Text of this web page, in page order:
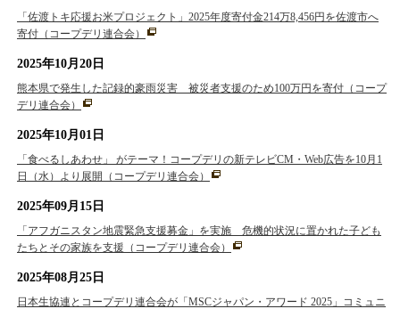
「佐渡トキ応援お米プロジェクト」2025年度寄付金214万8,456円を佐渡市へ
寄付（コープデリ連合会）
2025年10月20日
熊本県で発生した記録的豪雨災害 被災者支援のため100万円を寄付（コープ
デリ連合会）
2025年10月01日
「食べるしあわせ」 がテーマ！コープデリの新テレビCM・Web広告を10月1
日（水）より展開（コープデリ連合会）
2025年09月15日
「アフガニスタン地震緊急支援募金」を実施 危機的状況に置かれた子ども
たちとその家族を支援（コープデリ連合会）
2025年08月25日
日本生協連とコープデリ連合会が「MSCジャパン・アワード 2025」コミュニ